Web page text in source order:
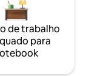
de trabalho
para